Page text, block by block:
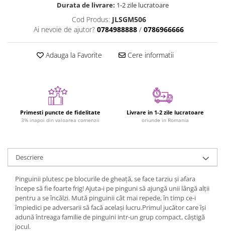
Figurine cu animale domestice
Figurine
Jucarii cu cifre
Seturi Numberblocks
Jucarii de motricitate
Puzzle-uri
Puzzle incastru
Puzzle de podea
IQ puzzle
Jucarii bebelusi
Durata de livrare: 1-2 zile lucratoare
Cod Produs: JLSGM506
Ai nevoie de ajutor? 0784988888 / 0786966666
Adauga la Favorite Cere informatii
Primesti puncte de fidelitate
3% inapoi din valoarea comenzii
Livrare in 1-2 zile lucratoare
oriunde in Romania
Descriere
Pinguinii plutesc pe blocurile de gheață, se face tarziu și afara
începe să fie foarte frig! Ajuta-i pe pinguni să ajungă unii lângă alții
pentru a se încălzi. Mută pinguinii cât mai repede, în timp ce-i
împiedici pe adversarii să facă același lucru.Primul jucător care își
adună întreaga familie de pinguini intr-un grup compact, câștigă
jocul.